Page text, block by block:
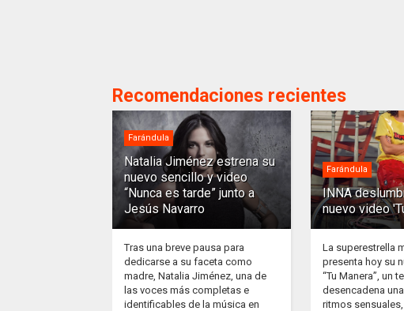
Recomendaciones recientes
Farándula
Natalia Jiménez estrena su
nuevo sencillo y video
“Nunca es tarde” junto a
Jesús Navarro
Tras una breve pausa para
dedicarse a su faceta como
madre, Natalia Jiménez, una de
las voces más completas e
identificables de la música en
Farándula
INNA
nuevo video
La superestrella
presenta hoy su
“Tu Manera”, un
desencadena
ritmos